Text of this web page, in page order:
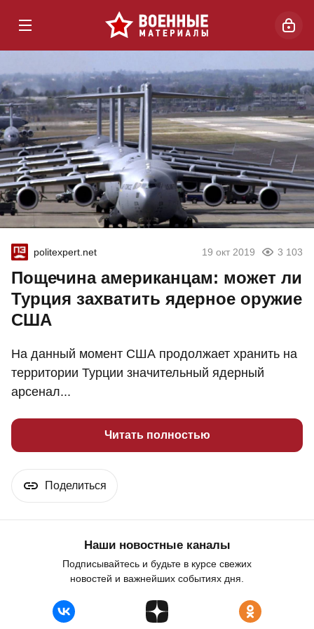
politexpert.net 19 окт 2019 3 103
Пощечина американцам: может ли
Турция захватить ядерное оружие
США
На данный момент США продолжает хранить на
территории Турции значительный ядерный
арсенал...
Читать полностью
Поделиться
Наши новостные каналы
Подписывайтесь и будьте в курсе свежих
новостей и важнейших событиях дня.